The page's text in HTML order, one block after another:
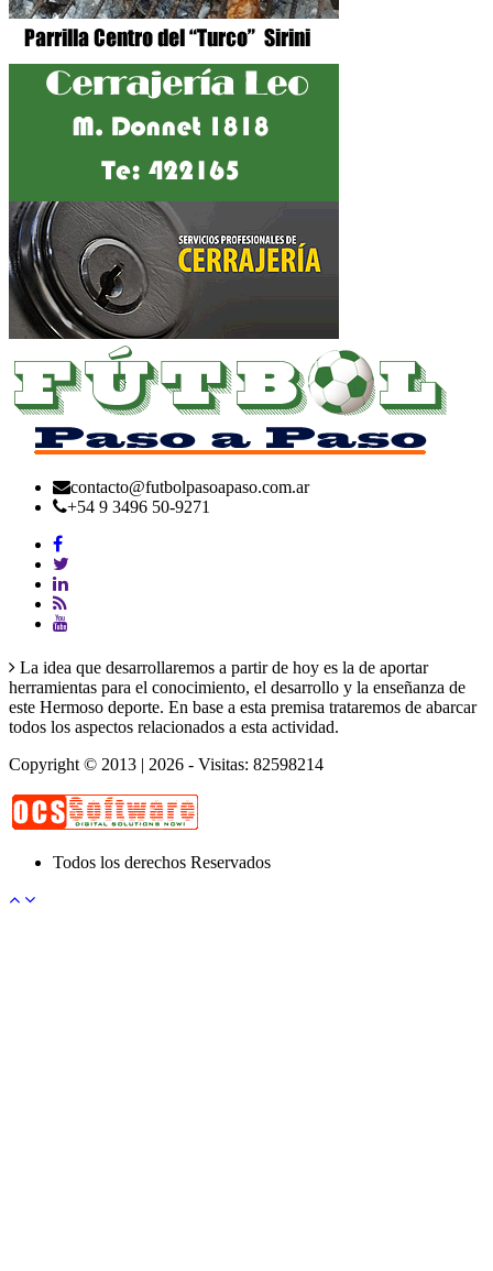
contacto@futbolpasoapaso.com.ar
+54 9 3496 50-9271
La idea que desarrollaremos a partir de hoy es la de aportar
herramientas para el conocimiento, el desarrollo y la enseñanza de
este Hermoso deporte. En base a esta premisa trataremos de abarcar
todos los aspectos relacionados a esta actividad.
Copyright © 2013 | 2026 - Visitas: 82598214
Todos los derechos Reservados